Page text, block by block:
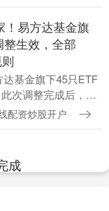
！易方达基金旗
生效，全部
基金旗下45只ETF
次调整完成后，易
旗下全部ETF统一
配资炒股开户
成